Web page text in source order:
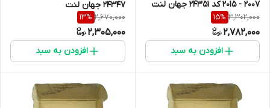
2007 - 2015 کد 24351 جهان لنت
3,302,000
15%
2,782,000
افزودن به سبد
24347 جهان لنت
2,670,000
13%
2,305,000
افزودن به سبد